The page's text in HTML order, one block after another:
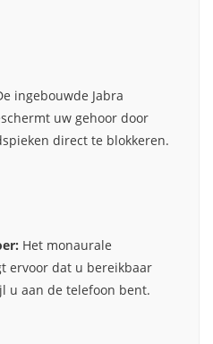
ingebouwde Jabra
uw gehoor door
direct te blokkeren.
Het monaurale
ervoor dat u bereikbaar
u aan de telefoon bent.